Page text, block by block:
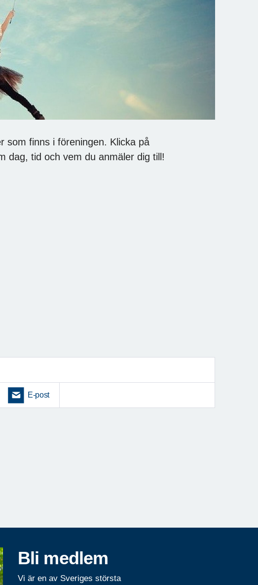
som finns i föreningen. Klicka på
dag, tid och vem du anmäler dig till!
E-post
Bli medlem
Vi är en av Sveriges största